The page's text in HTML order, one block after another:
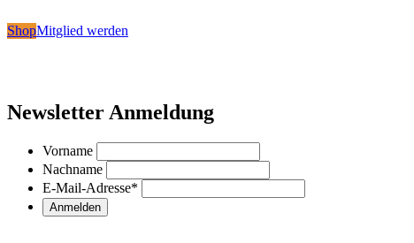
ShopMitglied werden
Newsletter Anmeldung
Vorname
Nachname
E-Mail-Adresse*